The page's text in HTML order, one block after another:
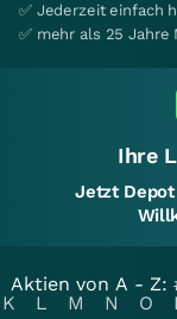
✅ Jederzeit einfach
✅ mehr als 25 Jahre
Ihre
Jetzt Depot
Aktien von A - Z:
K
L M N O